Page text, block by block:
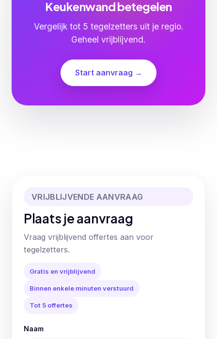
Keukenwand betegelen
Vergelijk tot 5 tegelzetters uit je regio.
Geheel vrijblijvend.
Start aanvraag →
VRIJBLIJVENDE AANVRAAG
Plaats je aanvraag
Vraag vrijblijvend offertes aan voor
tegelzetters.
Gratis en vrijblijvend
Binnen enkele minuten verstuurd
Tot 5 offertes
Naam